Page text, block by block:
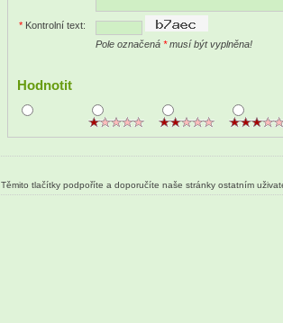
*Kontrolní text:
Pole označená *musí být vyplněna!
Hodnotit
Těmito tlačítky podpoříte a doporučíte naše stránky ostatním